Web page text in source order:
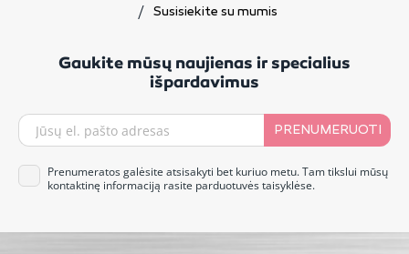
Susisiekite su mumis
Gaukite mūsų naujienas ir specialius
išpardavimus
PRENUMERUOTI
Prenumeratos galėsite atsisakyti bet kuriuo metu. Tam tikslui mūsų
kontaktinę informaciją rasite parduotuvės taisyklėse.